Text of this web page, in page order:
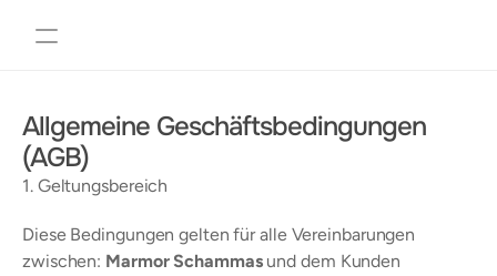
Gallery
Commercial
Residential
Warranty
Specifications
Allgemeine Geschäftsbedingungen
(AGB)
1. Geltungsbereich
Diese Bedingungen gelten für alle Vereinbarungen
zwischen: Marmor Schammas und dem Kunden